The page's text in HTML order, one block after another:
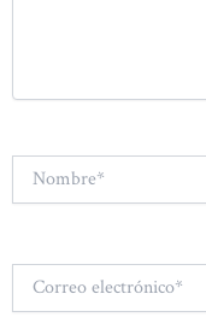
Nombre*
Correo
electrónico*